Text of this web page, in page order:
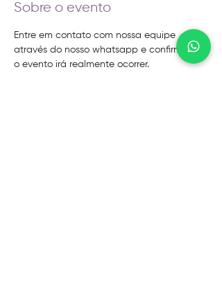
Sobre o evento
Entre em contato com nossa equipe
através do nosso whatsapp e confirme se
o evento irá realmente ocorrer.